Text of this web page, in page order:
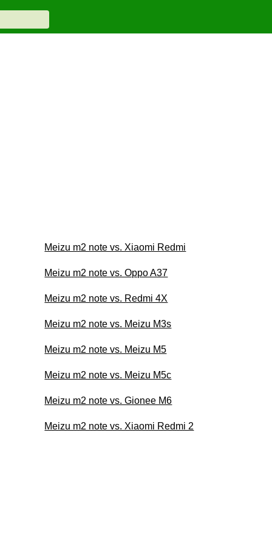
Meizu m2 note vs. Xiaomi Redmi
Meizu m2 note vs. Oppo A37
Meizu m2 note vs. Redmi 4X
Meizu m2 note vs. Meizu M3s
Meizu m2 note vs. Meizu M5
Meizu m2 note vs. Meizu M5c
Meizu m2 note vs. Gionee M6
Meizu m2 note vs. Xiaomi Redmi 2